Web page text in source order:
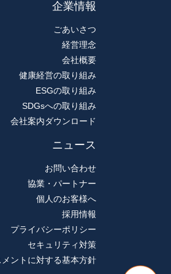
企業情報
ごあいさつ
経営理念
会社概要
健康経営の取り組み
ESGの取り組み
SDGsへの取り組み
会社案内ダウンロード
ニュース
お問い合わせ
協業・パートナー
個人のお客様へ
採用情報
プライバシーポリシー
セキュリティ対策
ントに対する基本方針